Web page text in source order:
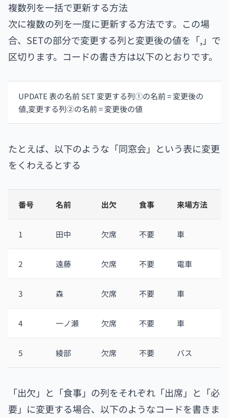
複数列を一括で更新する方法
次に複数の列を一度に更新する方法です。この場
合、SETの部分で変更する列と変更後の値を「,」で
区切ります。コードの書き方は以下のとおりです。
UPDATE 表の名前 SET 変更する列①の名前 = 変更後の
値,変更する列②の名前 = 変更後の値
たとえば、以下のような「同窓会」という表に変更
をくわえるとする
番号 名前 出欠 食事 来場方法
1 田中 欠席 不要 車
2 遠藤 欠席 不要 電車
3 森 欠席 不要 車
4 一ノ瀬 欠席 不要 車
5 綾部 欠席 不要 バス
「出欠」と「食事」の列をそれぞれ「出席」と「必
要」に変更する場合、以下のようなコードを書きま